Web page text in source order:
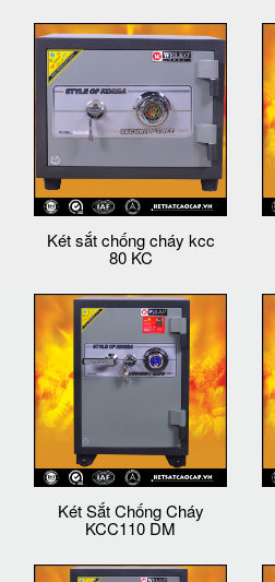
Két sắt chống cháy kcc
80 KC
Két Sắt Chống Cháy
KCC110 DM